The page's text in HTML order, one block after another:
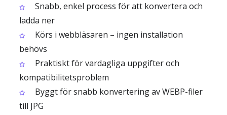
Snabb, enkel process för att konvertera och
ladda ner
Körs i webbläsaren – ingen installation
behövs
Praktiskt för vardagliga uppgifter och
kompatibilitetsproblem
Byggt för snabb konvertering av WEBP-filer
till JPG